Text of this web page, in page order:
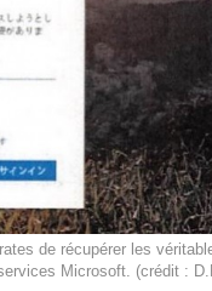
de récupérer les
Microsoft. (crédit :